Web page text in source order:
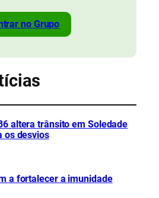
no Grupo
altera trânsito em Soledade
os desvios
a fortalecer a imunidade